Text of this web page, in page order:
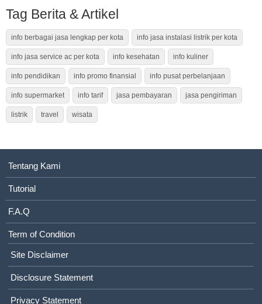
Tag Berita & Artikel
info berbagai jasa lengkap per kota info jasa instalasi listrik per kota
info jasa service ac per kota info kesehatan info kuliner
info pendidikan info promo finansial info pusat perbelanjaan
info supermarket info tarif jasa pembayaran jasa pengiriman
listrik travel wisata
Tentang Kami
Tutorial
F.A.Q
Term of Condition
Site Disclaimer
Disclosure Statement
Privacy Statement